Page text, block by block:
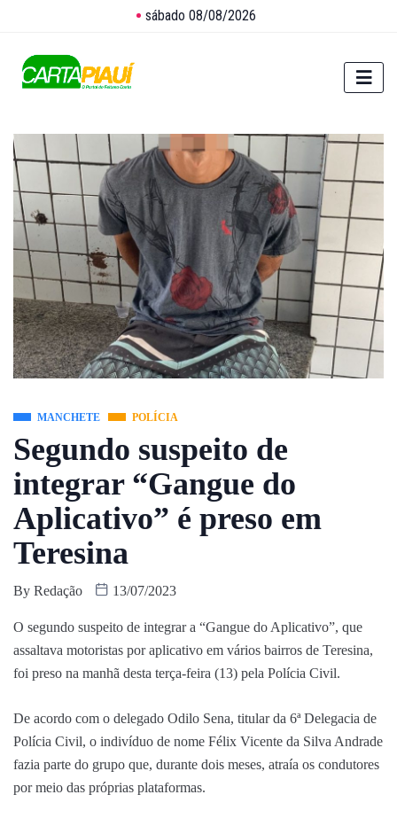
sábado 08/08/2026
MANCHETE POLÍCIA
Segundo suspeito de
integrar “Gangue do
Aplicativo” é preso em
Teresina
By Redação 13/07/2023
O segundo suspeito de integrar a “Gangue do Aplicativo”, que
assaltava motoristas por aplicativo em vários bairros de Teresina,
foi preso na manhã desta terça-feira (13) pela Polícia Civil.
De acordo com o delegado Odilo Sena, titular da 6ª Delegacia de
Polícia Civil, o indivíduo de nome Félix Vicente da Silva Andrade
fazia parte do grupo que, durante dois meses, atraía os condutores
por meio das próprias plataformas.